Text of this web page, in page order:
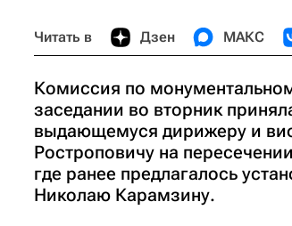
Читать в Дзен МАКС
Комиссия по
заседании во вторник
выдающемуся дирижеру и
Ростроповичу на
где ранее предлагалось
Николаю Карамзину.